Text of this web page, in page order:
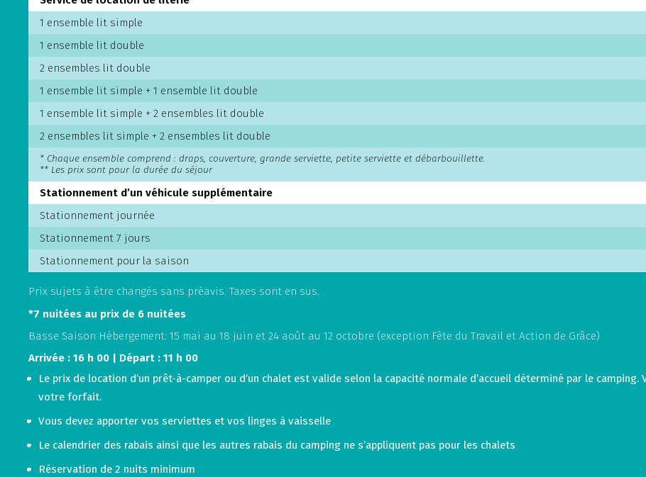
1 ensemble lit simple
1 ensemble lit double
2 ensembles lit double
1 ensemble lit simple + 1 ensemble lit double
1 ensemble lit simple + 2 ensembles lit double
2 ensembles lit simple + 2 ensembles lit double
* Chaque ensemble comprend : draps, couverture, grande serviette, petite serviette et débarbouillette.
** Les prix sont pour la durée du séjour
Stationnement d’un véhicule supplémentaire
Stationnement journée
Stationnement 7 jours
Stationnement pour la saison
Prix sujets à être changés sans préavis. Taxes sont en sus.
*7 nuitées au prix de 6 nuitées
Basse Saison Hébergement: 15 mai au 18 juin et 24 août au 12 octobre (exception Fête du Travail et Action de Grâce)
Arrivée : 16 h 00 | Départ : 11 h 00
Le prix de location d’un prêt-à-camper ou d’un chalet est valide selon la capacité normale d’accueil déterminé par le
votre forfait.
Vous devez apporter vos serviettes et vos linges à vaisselle
Le calendrier des rabais ainsi que les autres rabais du camping ne s’appliquent pas pour les chalets
Réservation de 2 nuits minimum